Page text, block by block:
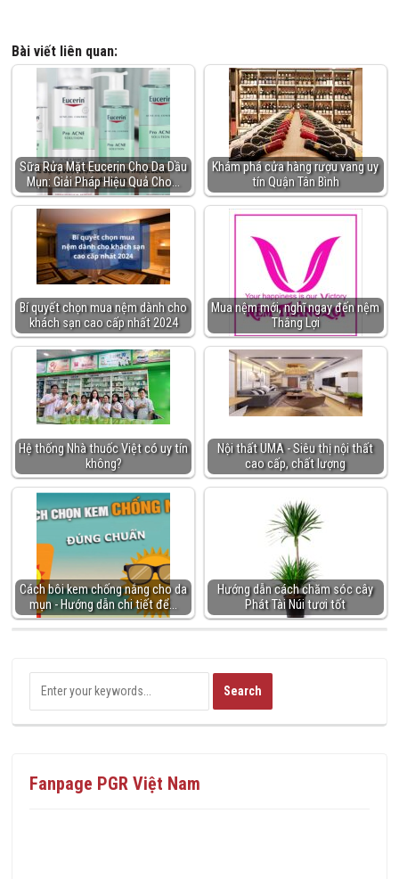
Bài viết liên quan:
Sữa Rửa Mặt Eucerin Cho Da Dầu
Mụn: Giải Pháp Hiệu Quả Cho…
Khám phá cửa hàng rượu vang uy
tín Quận Tân Bình
Bí quyết chọn mua nệm dành cho
khách sạn cao cấp nhất 2024
Mua nệm mới, nghĩ ngay đến nệm
Thắng Lợi
Hệ thống Nhà thuốc Việt có uy tín
không?
Nội thất UMA - Siêu thị nội thất
cao cấp, chất lượng
Cách bôi kem chống nắng cho da
mụn - Hướng dẫn chi tiết để…
Hướng dẫn cách chăm sóc cây
Phát Tài Núi tươi tốt
Fanpage PGR Việt Nam